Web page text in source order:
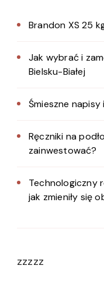
Brandon XS 25
Jak wybrać i
Bielsku-Białej
Śmieszne napisy
Ręczniki na
zainwestować?
Technologiczny
jak zmieniły się
zzzzz